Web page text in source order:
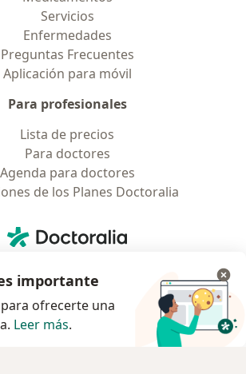
Servicios
Enfermedades
Preguntas Frecuentes
Aplicación para móvil
Para profesionales
Lista de precios
Para doctores
Agenda para doctores
de los Planes Doctoralia
Doctoralia - Página de inicio
Pla 2 - Building B2, floor 13
08019 Barcelona, Spain
importante
ofrecerte una
Leer más.